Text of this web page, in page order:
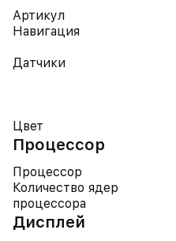
Артикул
Навигация
Датчики
Цвет
Процессор
Процессор
Количество ядер
процессора
Дисплей